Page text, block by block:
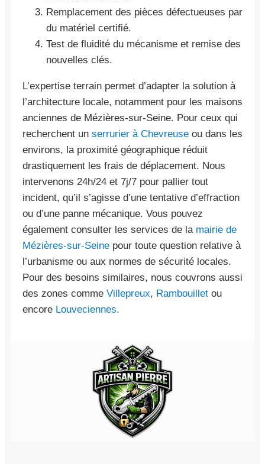
Remplacement des pièces défectueuses par
du matériel certifié.
Test de fluidité du mécanisme et remise des
nouvelles clés.
L’expertise terrain permet d’adapter la solution à
l’architecture locale, notamment pour les maisons
anciennes de Mézières-sur-Seine. Pour ceux qui
recherchent un serrurier à Chevreuse ou dans les
environs, la proximité géographique réduit
drastiquement les frais de déplacement. Nous
intervenons 24h/24 et 7j/7 pour pallier tout
incident, qu’il s’agisse d’une tentative d’effraction
ou d’une panne mécanique. Vous pouvez
également consulter les services de la mairie de
Mézières-sur-Seine pour toute question relative à
l’urbanisme ou aux normes de sécurité locales.
Pour des besoins similaires, nous couvrons aussi
des zones comme Villepreux, Rambouillet ou
encore Louveciennes.